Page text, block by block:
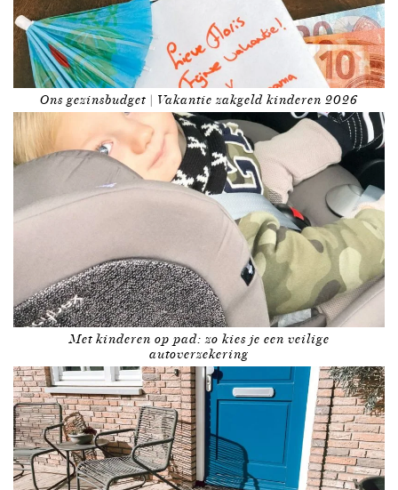
Ons gezinsbudget | Vakantie zakgeld kinderen 2026
Met kinderen op pad: zo kies je een veilige
autoverzekering